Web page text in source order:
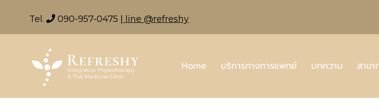
Tel. 090-957-0475 | line @refreshy
Home บริการทางการแพทย์ บทความ สาข